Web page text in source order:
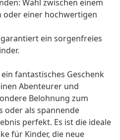
Wahl zwischen einem
oder einer hochwertigen
ein sorgenfreies
fantastisches Geschenk
Abenteurer und
Belohnung zum
oder als spannende
perfekt. Es ist die ideale
für Kinder, die neue